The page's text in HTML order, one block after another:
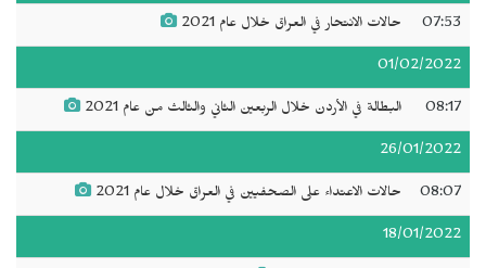
07:53 حالات الانتحار في العراق خلال عام 2021
01/02/2022
08:17 البطالة في الأردن خلال الربعين الثاني والثالث من عام 2021
26/01/2022
08:07 حالات الاعتداء على الصحفيين في العراق خلال عام 2021
18/01/2022